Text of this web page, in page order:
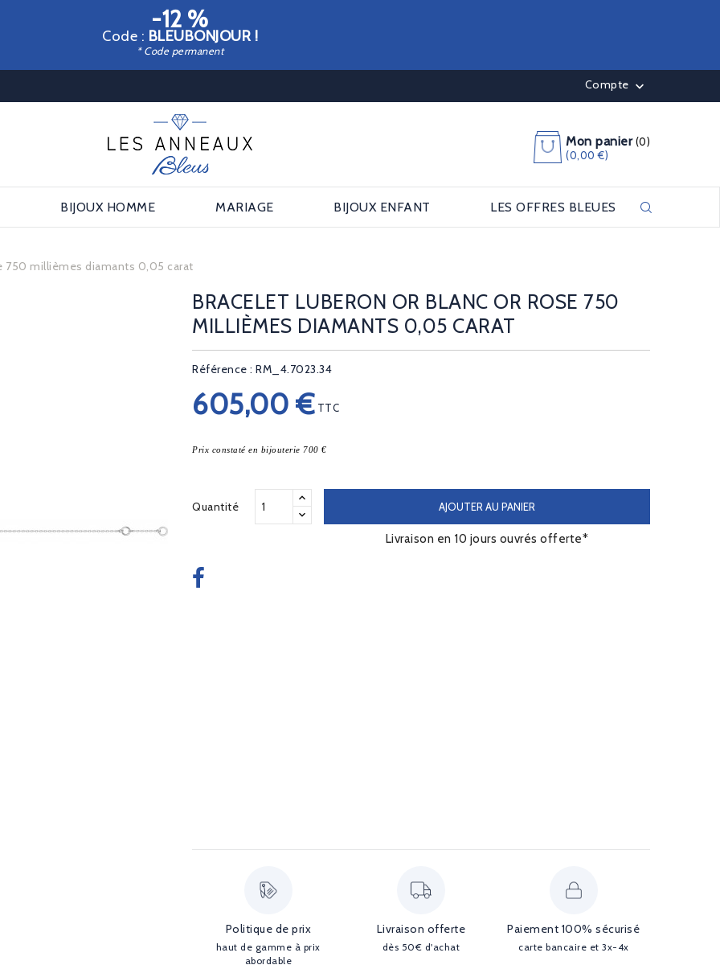
-12 %
Code : BLEUBONJOUR !
* Code permanent
Compte 
Mon panier (0)
(0,00 €)
BIJOUX HOMME MARIAGE BIJOUX ENFANT LES OFFRES BLEUES
750 millièmes diamants 0,05 carat
BRACELET LUBERON OR BLANC OR ROSE 750
MILLIÈMES DIAMANTS 0,05 CARAT
Référence : RM_4.7023.34
605,00 € TTC
Prix constaté en bijouterie 700 €
Quantité AJOUTER AU PANIER
Livraison en 10 jours ouvrés offerte*
Politique de prix
haut de gamme à prix
abordable
Livraison offerte
dès 50€ d'achat
Paiement 100% sécurisé
carte bancaire et 3x-4x